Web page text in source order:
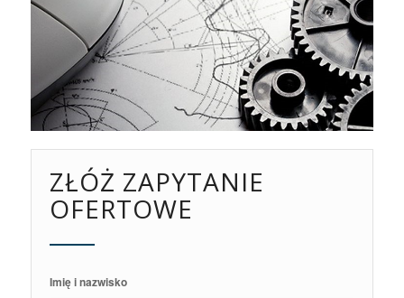
ZŁÓŻ ZAPYTANIE
OFERTOWE
Imię i nazwisko